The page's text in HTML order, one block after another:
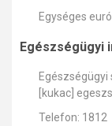
Egységes
Egészségügyi
[kukac]
Telefon: 1812